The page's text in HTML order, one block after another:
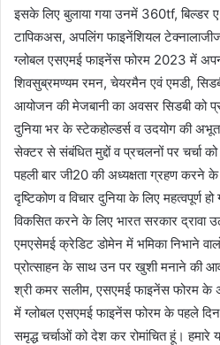
इसके लिए बुलाया गया उनमें 360tf,
टापिकअस, अपलिंग फाइनेंशियल
ग्लोबल एसएमई फाइनेंस फोरम 2023 में
शिवसुब्रमण्यम रमन, चेयरमैन एवं एमडी,
आयोजन की मेजबानी का अवसर सिडबी को
दुनिया भर के स्टेकहोल्डर्स व उदयोग की
सेक्टर से संबंधित मुद्दों व प्रचलनों पर चर्चा
पहली बार जी20 की अध्यक्षता ग्रहण करने
दृष्टिकोण व विचार दुनिया के लिए महत्वपूर्ण
विकसित करने के लिए भारत सरकार द्रावा
एमएसेमई क्रेडिट डोमेन में भमिका निभाने
प्रोत्साहन के साथ उन पर खुशी मनाने की
श्री कमर सलीम, एसएमई फाइनेंस फोरम के
में ग्लोबल एसएमई फाइनेंस फोरम के पहले दिन
समृद्ध चर्चाओं को देश कर रोमांचित हूं।